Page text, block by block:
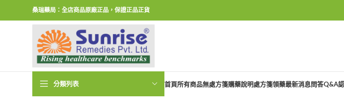
桑瑞藥局：全店商品原廠正品，保證正品正貨
分類列表 首頁所有商品無處方箋購藥說明處方箋領藥最新消息問答Q&A